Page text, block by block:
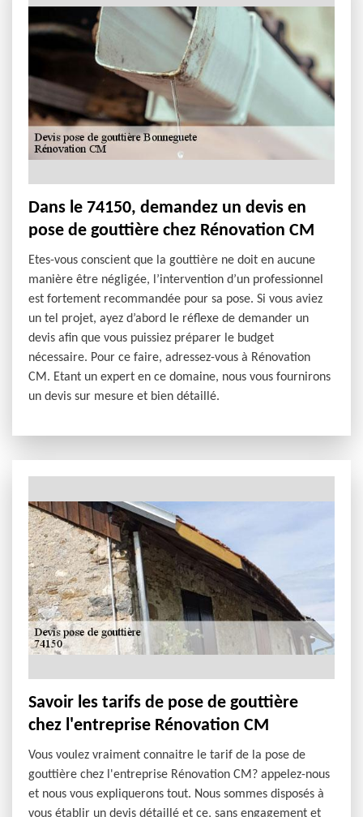
Dans le 74150, demandez un devis en
pose de gouttière chez Rénovation CM
Etes-vous conscient que la gouttière ne doit en aucune
manière être négligée, l’intervention d’un professionnel
est fortement recommandée pour sa pose. Si vous aviez
un tel projet, ayez d’abord le réflexe de demander un
devis afin que vous puissiez préparer le budget
nécessaire. Pour ce faire, adressez-vous à Rénovation
CM. Etant un expert en ce domaine, nous vous fournirons
un devis sur mesure et bien détaillé.
Savoir les tarifs de pose de gouttière
chez l'entreprise Rénovation CM
Vous voulez vraiment connaitre le tarif de la pose de
gouttière chez l'entreprise Rénovation CM? appelez-nous
et nous vous expliquerons tout. Nous sommes disposés à
vous établir un devis détaillé et ce, sans engagement et